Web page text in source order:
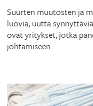
Suurten muutosten ja
luovia, uutta
ovat yritykset, jotka
johtamiseen.